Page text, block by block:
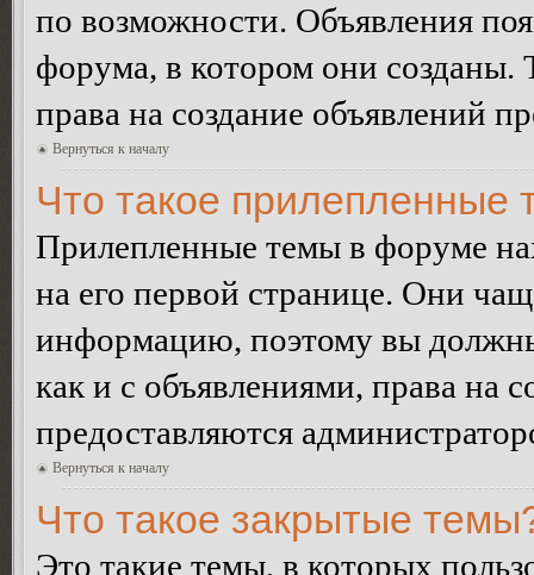
по возможности. Объявления
форума, в котором они
права на создание объявлений
Вернуться к началу
Что такое прилепленные
Прилепленные темы в форуме
на его первой странице. Они
информацию, поэтому вы
как и с объявлениями, права на
предоставляются
Вернуться к началу
Что такое закрытые
Это такие темы, в которых